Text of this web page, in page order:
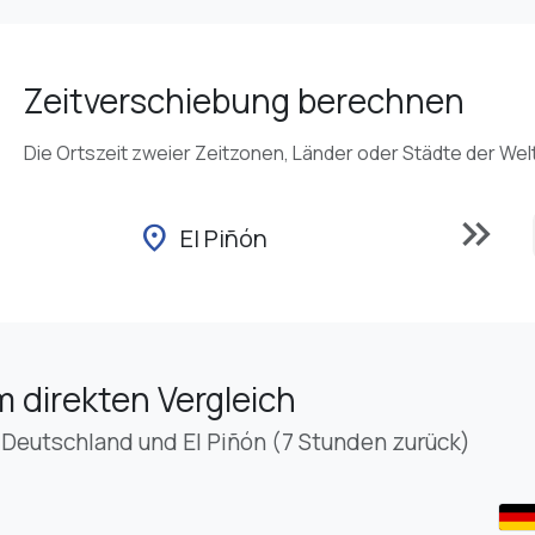
Zeitverschiebung berechnen
Die Ortszeit zweier Zeitzonen, Länder oder Städte der
location_on El Piñón keyboard_double_arrow_right
direkten Vergleich
und El Piñón (7 Stunden zurück)